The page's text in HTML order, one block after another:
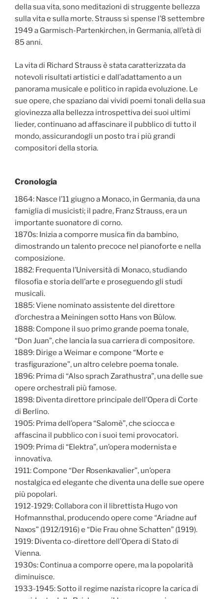
della sua vita, sono meditazioni di struggente bellezza
sulla vita e sulla morte. Strauss si spense l’8 settembre
1949 a Garmisch-Partenkirchen, in Germania, all’età di
85 anni.
La vita di Richard Strauss è stata caratterizzata da
notevoli risultati artistici e dall’adattamento a un
panorama musicale e politico in rapida evoluzione. Le
sue opere, che spaziano dai vividi poemi tonali della sua
giovinezza alla bellezza introspettiva dei suoi ultimi
lieder, continuano ad affascinare il pubblico di tutto il
mondo, assicurandogli un posto tra i più grandi
compositori della storia.
Cronologia
1864: Nasce l’11 giugno a Monaco, in Germania, da una
famiglia di musicisti; il padre, Franz Strauss, era un
importante suonatore di corno.
1870s: Inizia a comporre musica fin da bambino,
dimostrando un talento precoce nel pianoforte e nella
composizione.
1882: Frequenta l’Università di Monaco, studiando
filosofia e storia dell’arte e proseguendo gli studi
musicali.
1885: Viene nominato assistente del direttore
d’orchestra a Meiningen sotto Hans von Bülow.
1888: Compone il suo primo grande poema tonale,
“Don Juan”, che lancia la sua carriera di compositore.
1889: Dirige a Weimar e compone “Morte e
trasfigurazione”, un altro celebre poema tonale.
1896: Prima di “Also sprach Zarathustra”, una delle sue
opere orchestrali più famose.
1898: Diventa direttore principale dell’Opera di Corte
di Berlino.
1905: Prima dell’opera “Salomè”, che sciocca e
affascina il pubblico con i suoi temi provocatori.
1909: Prima di “Elektra”, un’opera modernista e
innovativa.
1911: Compone “Der Rosenkavalier”, un’opera
nostalgica ed elegante che diventa una delle sue opere
più popolari.
1912-1929: Collabora con il librettista Hugo von
Hofmannsthal, producendo opere come “Ariadne auf
Naxos” (1912/1916) e “Die Frau ohne Schatten” (1919).
1919: Diventa co-direttore dell’Opera di Stato di
Vienna.
1930s: Continua a comporre opere, ma la popolarità
diminuisce.
1933-1945: Sotto il regime nazista ricopre la carica di